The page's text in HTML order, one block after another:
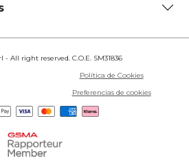
- All right reserved. C.O.E. SM31836
Política de Cookies
Preferencias de cookies